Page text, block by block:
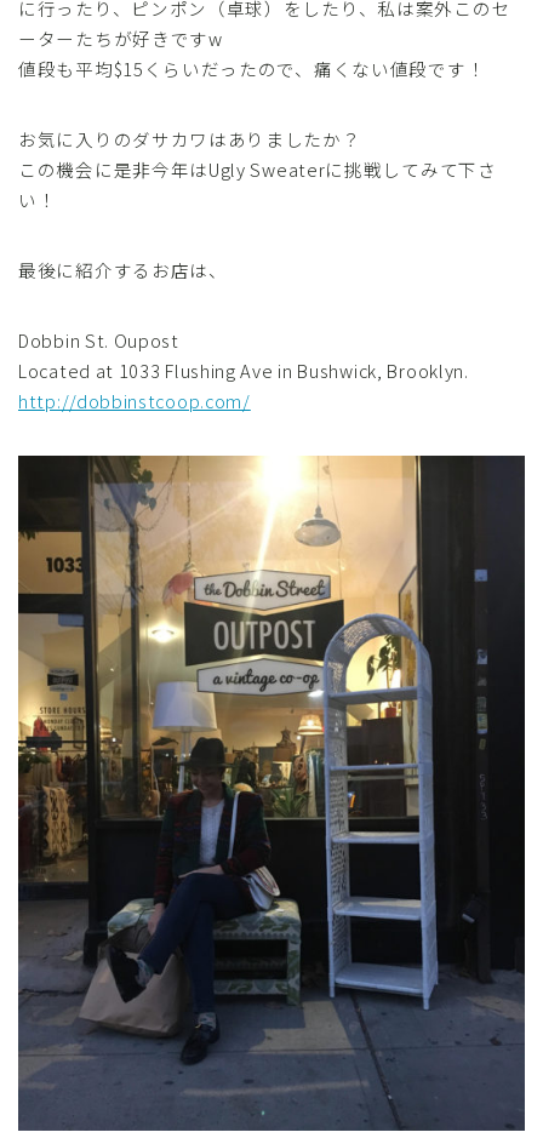
に行ったり、ピンポン（卓球）をしたり、私は案外このセ
ーターたちが好きですw
値段も平均$15くらいだったので、痛くない値段です！
お気に入りのダサカワはありましたか？
この機会に是非今年はUgly Sweaterに挑戦してみて下さ
い！
最後に紹介するお店は、
Dobbin St. Oupost
Located at 1033 Flushing Ave in Bushwick, Brooklyn.
http://dobbinstcoop.com/